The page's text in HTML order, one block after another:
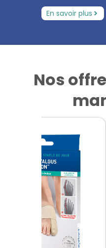
En savoir plus
Nos
NAT & FORM
Magnesium Vitamine B6
40 gélules